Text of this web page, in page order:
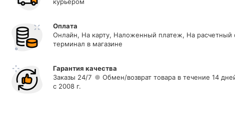
Оплата
Онлайн, На карту, Наложенный платеж, На расчетный
терминал в магазине
Гарантия качества
Заказы 24/7
Обмен/возврат товара в течение 14
с 2008 г.